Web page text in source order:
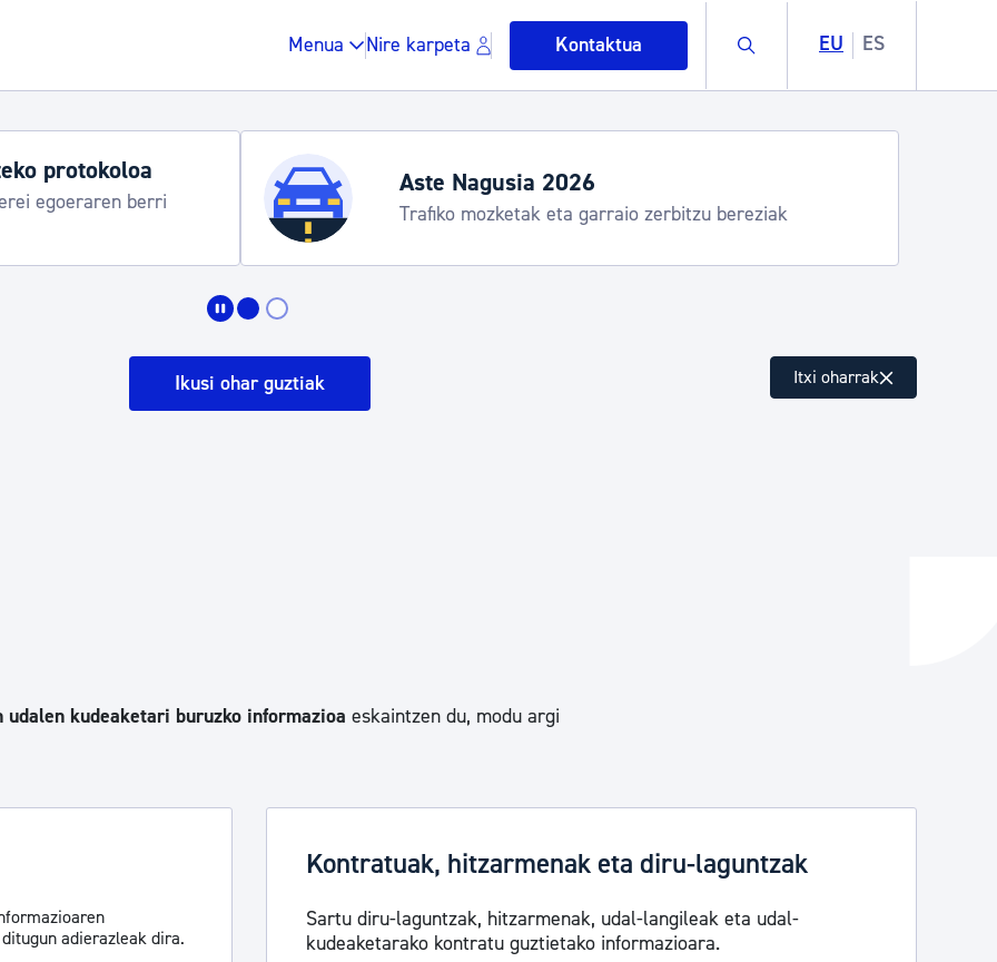
Menua Nire karpeta Kontaktua Buscar EU ES
Gune publikoa, hondakinak eta ingurumena
protokoloa
egoeraren berri
Aste Nagusia 2026
Trafiko mozketak eta garraio zerbitzu bereziak
Ikusi ohar guztiak Itxi oharrak
kudeaketari buruzko informazioa eskaintzen du, modu argi
adierazleak dira.
Kontratuak, hitzarmenak eta diru-laguntzak
Sartu diru-laguntzak, hitzarmenak, udal-langileak eta udal-
kudeaketarako kontratu guztietako informazioara.